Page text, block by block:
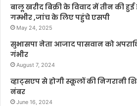
बालू खरीद बिक्री के विवाद में तीन की हुई
गम्भीर ,जांच के लिए पहुंचे एसपी
May 24, 2025
सुभासपा नेता आजाद पासवान को
गंभीर
August 7, 2024
व्हाट्सएप से होगी स्कूलों की निगरानी
नंबर
June 16, 2024